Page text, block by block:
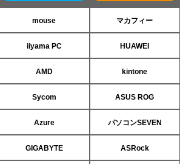
mouse マカフィー
iiyama PC HUAWEI
AMD kintone
Sycom ASUS ROG
Azure パソコンSEVEN
GIGABYTE ASRock